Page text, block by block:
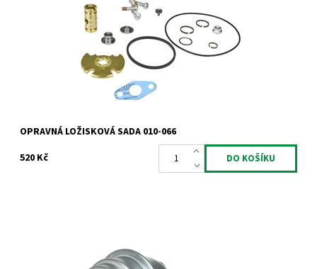
Skladem
741
Jrone
2 roky
OPRAVNÁ LOŽISKOVÁ SADA 010-066
520 Kč
Actuator - ventil turbodmychadla pro motory 1.9TDi a 2.2dCi.